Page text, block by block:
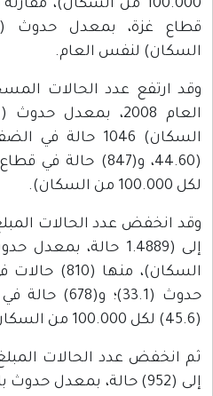
السكان) لنفس العام.
السكان) 1046
لكل 100.000 من السكان).
السكان)،
حدوث (33.1)؛
(45.6) لكل 100.000 من السكان.